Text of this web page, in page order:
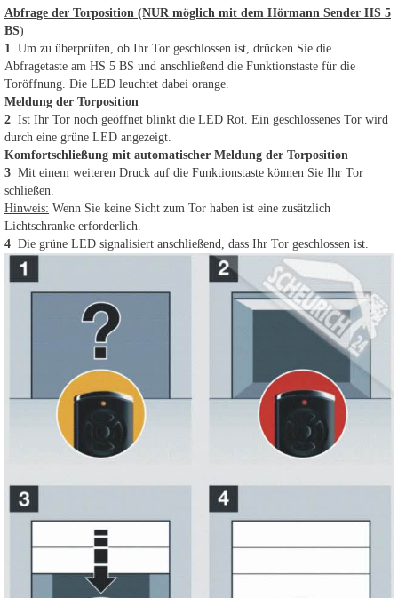
Abfrage der Torposition (NUR möglich mit dem Hörmann Sender HS 5
BS)
1 Um zu überprüfen, ob Ihr Tor geschlossen ist, drücken Sie die
Abfragetaste am HS 5 BS und anschließend die Funktionstaste für die
Toröffnung. Die LED leuchtet dabei orange.
Meldung der Torposition
2 Ist Ihr Tor noch geöffnet blinkt die LED Rot. Ein geschlossenes Tor wird
durch eine grüne LED angezeigt.
Komfortschließung mit automatischer Meldung der Torposition
3 Mit einem weiteren Druck auf die Funktionstaste können Sie Ihr Tor
schließen.
Hinweis: Wenn Sie keine Sicht zum Tor haben ist eine zusätzlich
Lichtschranke erforderlich.
4 Die grüne LED signalisiert anschließend, dass Ihr Tor geschlossen ist.